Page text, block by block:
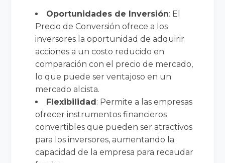
Oportunidades de Inversión: El
Precio de Conversión ofrece a los
inversores la oportunidad de adquirir
acciones a un costo reducido en
comparación con el precio de mercado,
lo que puede ser ventajoso en un
mercado alcista.
Flexibilidad: Permite a las empresas
ofrecer instrumentos financieros
convertibles que pueden ser atractivos
para los inversores, aumentando la
capacidad de la empresa para recaudar